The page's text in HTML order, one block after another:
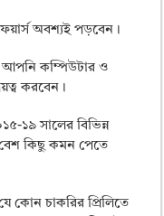
অবশ্যই পড়বেন।
আপনি কম্পিউটার ও
করবেন।
১৯ সালের বিভিন্ন
কিছু কমন পেতে
কোন চাকরির প্রিলিতে